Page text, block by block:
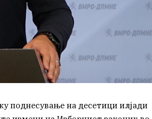
поднесување на десетици илјади